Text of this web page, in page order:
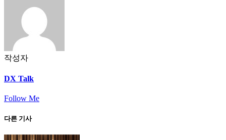
작성자
DX Talk
Follow Me
다른 기사